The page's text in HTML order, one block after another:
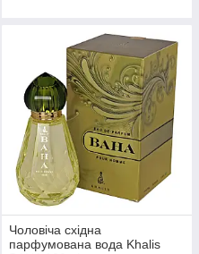
Чоловіча східна
парфумована вода Khalis